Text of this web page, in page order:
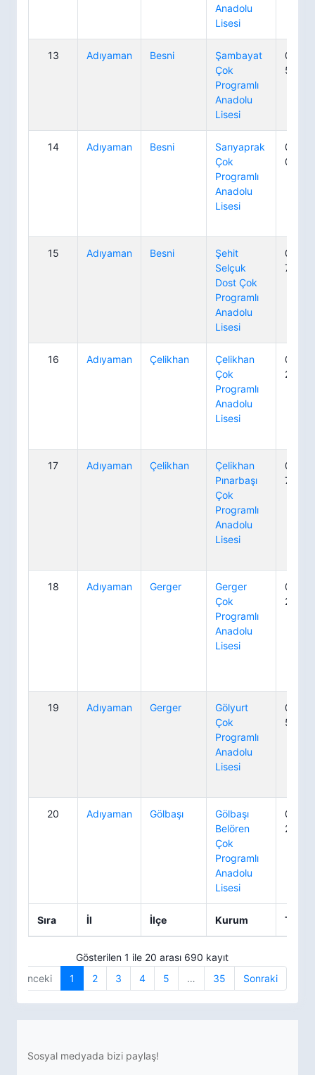
Anadolu
Lisesi
13 Adıyaman Besni
Şambayat
Çok
Programlı
Anadolu
Lisesi
0 416
52 31
14 Adıyaman Besni
Sarıyaprak
Çok
Programlı
Anadolu
Lisesi
0 416
00 40
15 Adıyaman Besni
Şehit
Selçuk
Dost Çok
Programlı
Anadolu
Lisesi
0 416
73 21
16 Adıyaman Çelikhan
Çelikhan
Çok
Programlı
Anadolu
Lisesi
0 416
20 18
17 Adıyaman Çelikhan
Çelikhan
Pınarbaşı
Çok
Programlı
Anadolu
Lisesi
0 416
71 12
18 Adıyaman Gerger
Gerger
Çok
Programlı
Anadolu
Lisesi
0 416
20 13
19 Adıyaman Gerger
Gölyurt
Çok
Programlı
Anadolu
Lisesi
0 416
50 72
20 Adıyaman Gölbaşı
Gölbaşı
Belören
Çok
Programlı
Anadolu
Lisesi
0 416
21 17
Sıra İl İlçe Kurum
Gösterilen 1 ile 20 arası 690 kayıt
Önceki
1 2 3 4 5 … 35 Sonraki
Sosyal medyada bizi paylaş!